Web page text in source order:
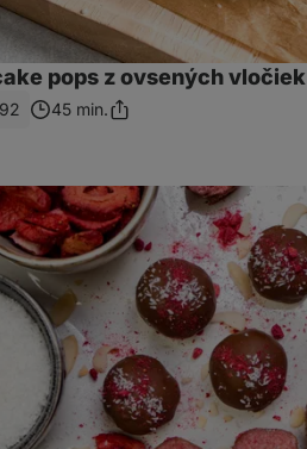
pops z ovsených vločiek
45 min.Zdieľať